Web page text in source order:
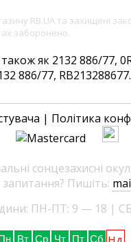
RB.UA та захищені
заборонено.
як 2132 886/77,
886/77,
| Політика
сонцезахисні
Пишіть:
ПН-ПТ: 9 — 18 |
Вт Ср Чт Пт Сб Нд